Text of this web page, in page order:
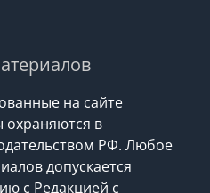
на сайте
в
РФ. Любое
допускается
с Редакцией с